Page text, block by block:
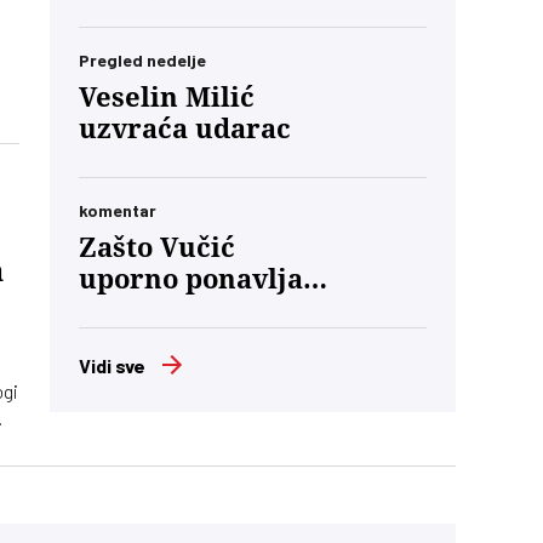
Pregled nedelje
Veselin Milić
uzvraća udarac
komentar
Zašto Vučić
uporno ponavlja
Vidi sve